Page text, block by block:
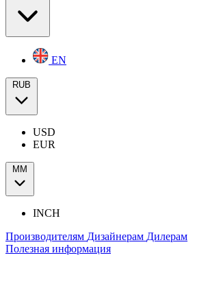
EN
RUB
USD
EUR
ММ
INCH
Производителям Дизайнерам Дилерам
Полезная информация